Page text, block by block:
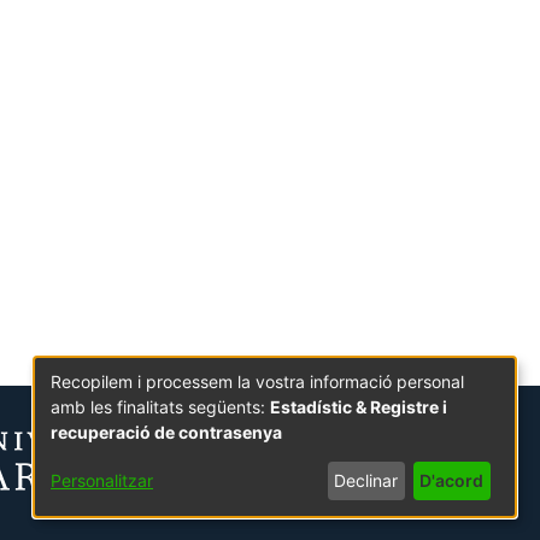
Recopilem i processem la vostra informació personal
amb les finalitats següents: Estadístic & Registre i
recuperació de contrasenya
Personalitzar Declinar D'acord